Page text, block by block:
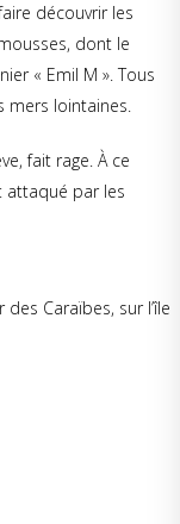
découvrir les
dont le
« Emil M ». Tous
mers lointaines.
fait rage. À ce
attaqué par les
Caraïbes, sur l’île